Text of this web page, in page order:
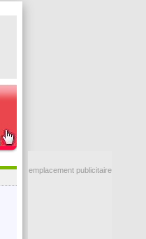
emplacement publicitaire